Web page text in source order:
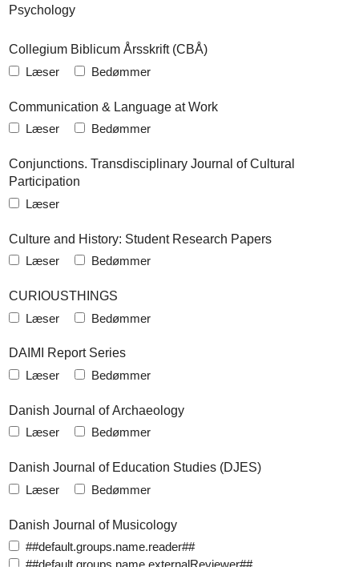
Psychology
Collegium Biblicum Årsskrift (CBÅ)
Læser Bedømmer
Communication & Language at Work
Læser Bedømmer
Conjunctions. Transdisciplinary Journal of Cultural
Participation
Læser
Culture and History: Student Research Papers
Læser Bedømmer
CURIOUSTHINGS
Læser Bedømmer
DAIMI Report Series
Læser Bedømmer
Danish Journal of Archaeology
Læser Bedømmer
Danish Journal of Education Studies (DJES)
Læser Bedømmer
Danish Journal of Musicology
##default.groups.name.reader##